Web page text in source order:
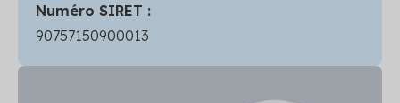
Numéro SIRET :
90757150900013